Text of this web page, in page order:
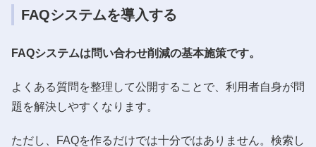
FAQシステムを導入する
FAQシステムは問い合わせ削減の基本施策です。
よくある質問を整理して公開することで、利用者自身が問
題を解決しやすくなります。
ただし、FAQを作るだけでは十分ではありません。検索し